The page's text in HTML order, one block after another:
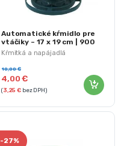
Kŕmitká a napájadlá
Automatické kŕmidlo pre
vtáčiky – 17 x 19 cm | 900
ml
4,00€
10,00€
(3,25€ bez DPH)
-27%